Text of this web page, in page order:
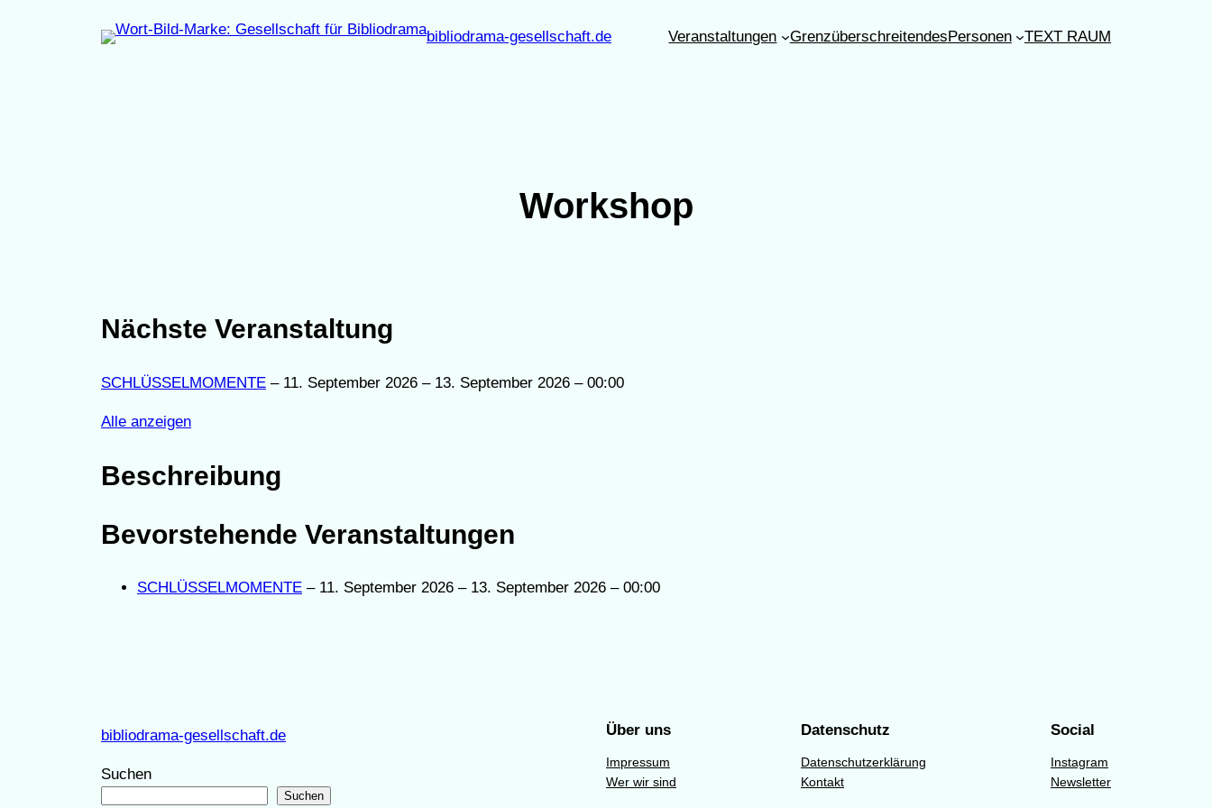
bibliodrama-gesellschaft.de Veranstaltungen GrenzüberschreitendesPersonen TEXT RAUM
Workshop
Nächste Veranstaltung
SCHLÜSSELMOMENTE – 11. September 2026 – 13. September 2026 – 00:00
Alle anzeigen
Beschreibung
Bevorstehende Veranstaltungen
SCHLÜSSELMOMENTE – 11. September 2026 – 13. September 2026 – 00:00
bibliodrama-gesellschaft.de
Suchen
Suchen
Über uns
Impressum
Wer wir sind
Datenschutz
Datenschutzerklärung
Kontakt
Social
Instagram
Newsletter